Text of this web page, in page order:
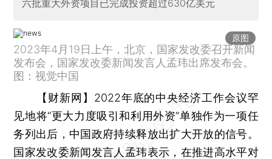
六批重大外资项目已完成投资超过630亿美元
原图
2023年4月19日上午，北京，国家发改委召开新闻
发布会，国家发改委新闻发言人孟玮出席发布会。
图：视觉中国
【财新网】 2022年底的中央经济工作会议罕
见地将“更大力度吸引和利用外资”单独作为一项任
务列出后，中国政府持续释放出扩大开放的信号。
国家发改委新闻发言人孟玮表示，在推进高水平对